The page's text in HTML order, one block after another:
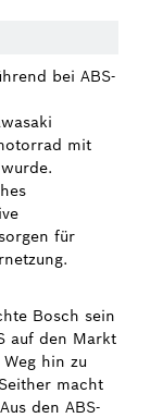
bei ABS-
mit
für
Bosch sein
auf den Markt
hin zu
macht
den ABS-